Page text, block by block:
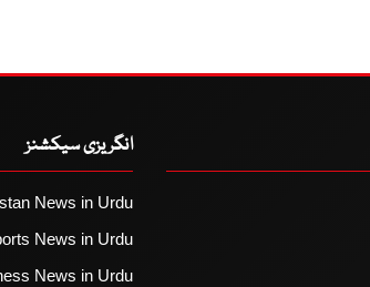
انگریزی سیکشنز
News in Urdu
News in Urdu
News in Urdu